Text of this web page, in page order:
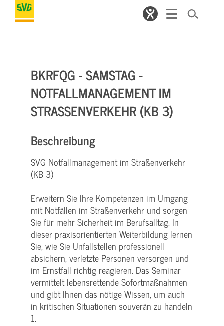
BKRFQG - SAMSTAG -
NOTFALLMANAGEMENT IM
STRASSENVERKEHR (KB 3)
Beschreibung
SVG Notfallmanagement im Straßenverkehr
(KB 3)
Erweitern Sie Ihre Kompetenzen im Umgang
mit Notfällen im Straßenverkehr und sorgen
Sie für mehr Sicherheit im Berufsalltag. In
dieser praxisorientierten Weiterbildung lernen
Sie, wie Sie Unfallstellen professionell
absichern, verletzte Personen versorgen und
im Ernstfall richtig reagieren. Das Seminar
vermittelt lebensrettende Sofortmaßnahmen
und gibt Ihnen das nötige Wissen, um auch
in kritischen Situationen souverän zu handeln
1.